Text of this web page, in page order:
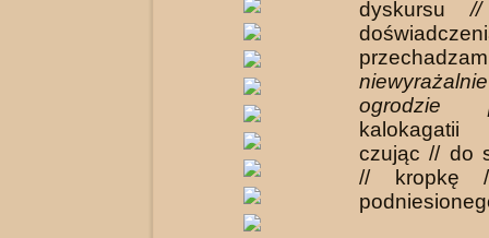
dyskursu
ogrodzie
czując // do
// kropkę